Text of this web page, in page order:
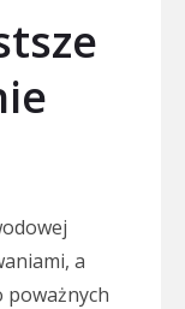
a
poważnych